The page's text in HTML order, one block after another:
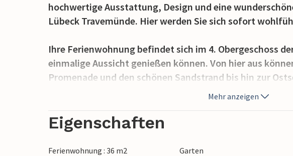
hochwertige Ausstattung, Design und eine
Lübeck Travemünde. Hier werden Sie sich sofort
Ihre Ferienwohnung befindet sich im 4. Obergeschoss
einmalige Aussicht genießen können. Von hier aus
Promenade und den schönen Sandstrand bis hin zur
separates Schlafzimmer mit einem gemütlichen
es sich vor dem wohligen Licht des Bio-Ethanol Kamins
Entertainmentsystem mit Blu-Ray-Player, Musikanlage
Flachbildfernsehern sorgt für ausreichend
außerdem das Schlafsofa, welches zwei weitere
Mehr anzeigen
Eigenschaften
Ferienwohnung : 36 m2 Garten